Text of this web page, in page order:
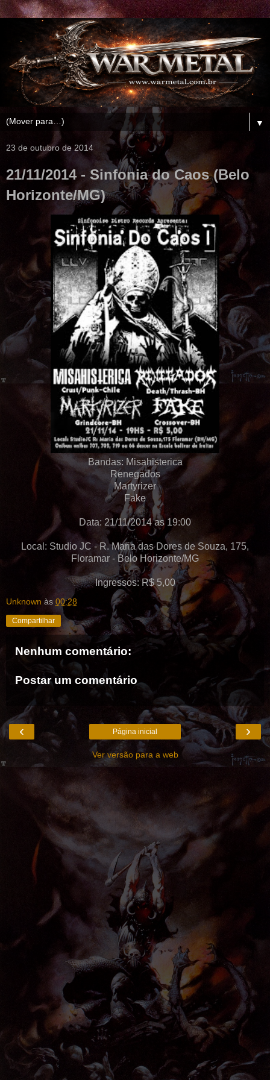
▼
23 de outubro de 2014
21/11/2014 - Sinfonia do Caos (Belo
Horizonte/MG)
Bandas: Misahisterica
Renegados
Martyrizer
Fake
Data: 21/11/2014 as 19:00
Local: Studio JC - R. Maria das Dores de Souza, 175,
Floramar - Belo Horizonte/MG
Ingressos: R$ 5,00
Unknown às 00:28
Compartilhar
Nenhum comentário:
Postar um comentário
‹ ›
Página inicial
Ver versão para a web